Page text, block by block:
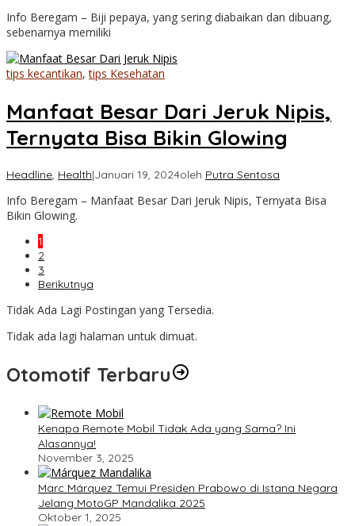
Info Beregam – Biji pepaya, yang sering diabaikan dan dibuang,
sebenarnya memiliki
tips kecantikan,tips Kesehatan
Manfaat Besar Dari Jeruk Nipis,
Ternyata Bisa Bikin Glowing
Headline, Health|Januari 19, 2024oleh Putra Sentosa
Info Beregam – Manfaat Besar Dari Jeruk Nipis, Ternyata Bisa
Bikin Glowing.
1
2
3
Berikutnya
Tidak Ada Lagi Postingan yang Tersedia.
Tidak ada lagi halaman untuk dimuat.
Otomotif Terbaru
Kenapa Remote Mobil Tidak Ada yang Sama? Ini
Alasannya!
November 3, 2025
Marc Márquez Temui Presiden Prabowo di Istana Negara
Jelang MotoGP Mandalika 2025
Oktober 1, 2025